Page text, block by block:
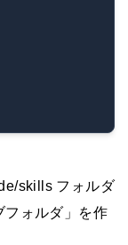
skills フォルダ
フォルダ」を作